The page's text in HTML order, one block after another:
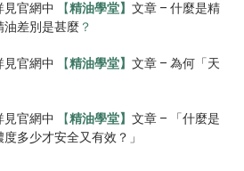
見官網中 【精油學堂】 文章 – 什麼是精
油差別是甚麼 ？
見官網中 【精油學堂】 文章 – 為何「天
見官網中 【精油學堂】 文章 –
「什麼是
多少才安全又有效？」